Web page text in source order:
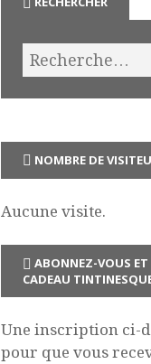
NOMBRE DE
Aucune visite.
ABONNEZ-VOUS ET
CADEAU
Une inscription ci-
pour que vous